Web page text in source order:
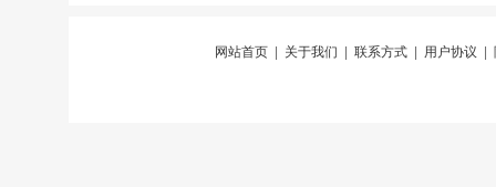
网站首页| 关于我们 联系方式| 用户协议